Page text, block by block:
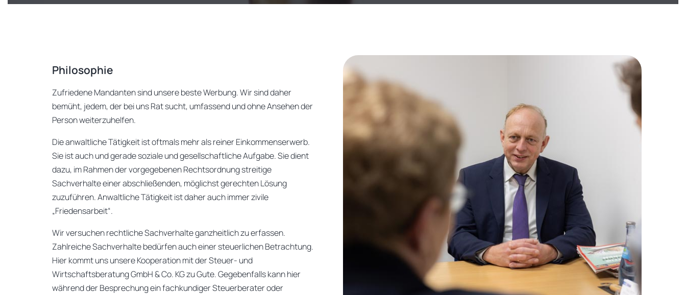
Philosophie
Zufriedene Mandanten sind unsere beste Werbung. Wir sind daher
bemüht, jedem, der bei uns Rat sucht, umfassend und ohne Ansehen der
Person weiterzuhelfen.
Die anwaltliche Tätigkeit ist oftmals mehr als reiner Einkommenserwerb.
Sie ist auch und gerade soziale und gesellschaftliche Aufgabe. Sie dient
dazu, im Rahmen der vorgegebenen Rechtsordnung streitige
Sachverhalte einer abschließenden, möglichst gerechten Lösung
zuzuführen. Anwaltliche Tätigkeit ist daher auch immer zivile
„Friedensarbeit“.
Wir versuchen rechtliche Sachverhalte ganzheitlich zu erfassen.
Zahlreiche Sachverhalte bedürfen auch einer steuerlichen Betrachtung.
Hier kommt uns unsere Kooperation mit der Steuer- und
Wirtschaftsberatung GmbH & Co. KG zu Gute. Gegebenfalls kann hier
während der Besprechung ein fachkundiger Steuerberater oder